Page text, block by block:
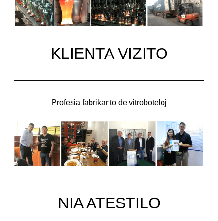
KLIENTA VIZITO
Profesia fabrikanto de vitroboteloj
NIA ATESTILO